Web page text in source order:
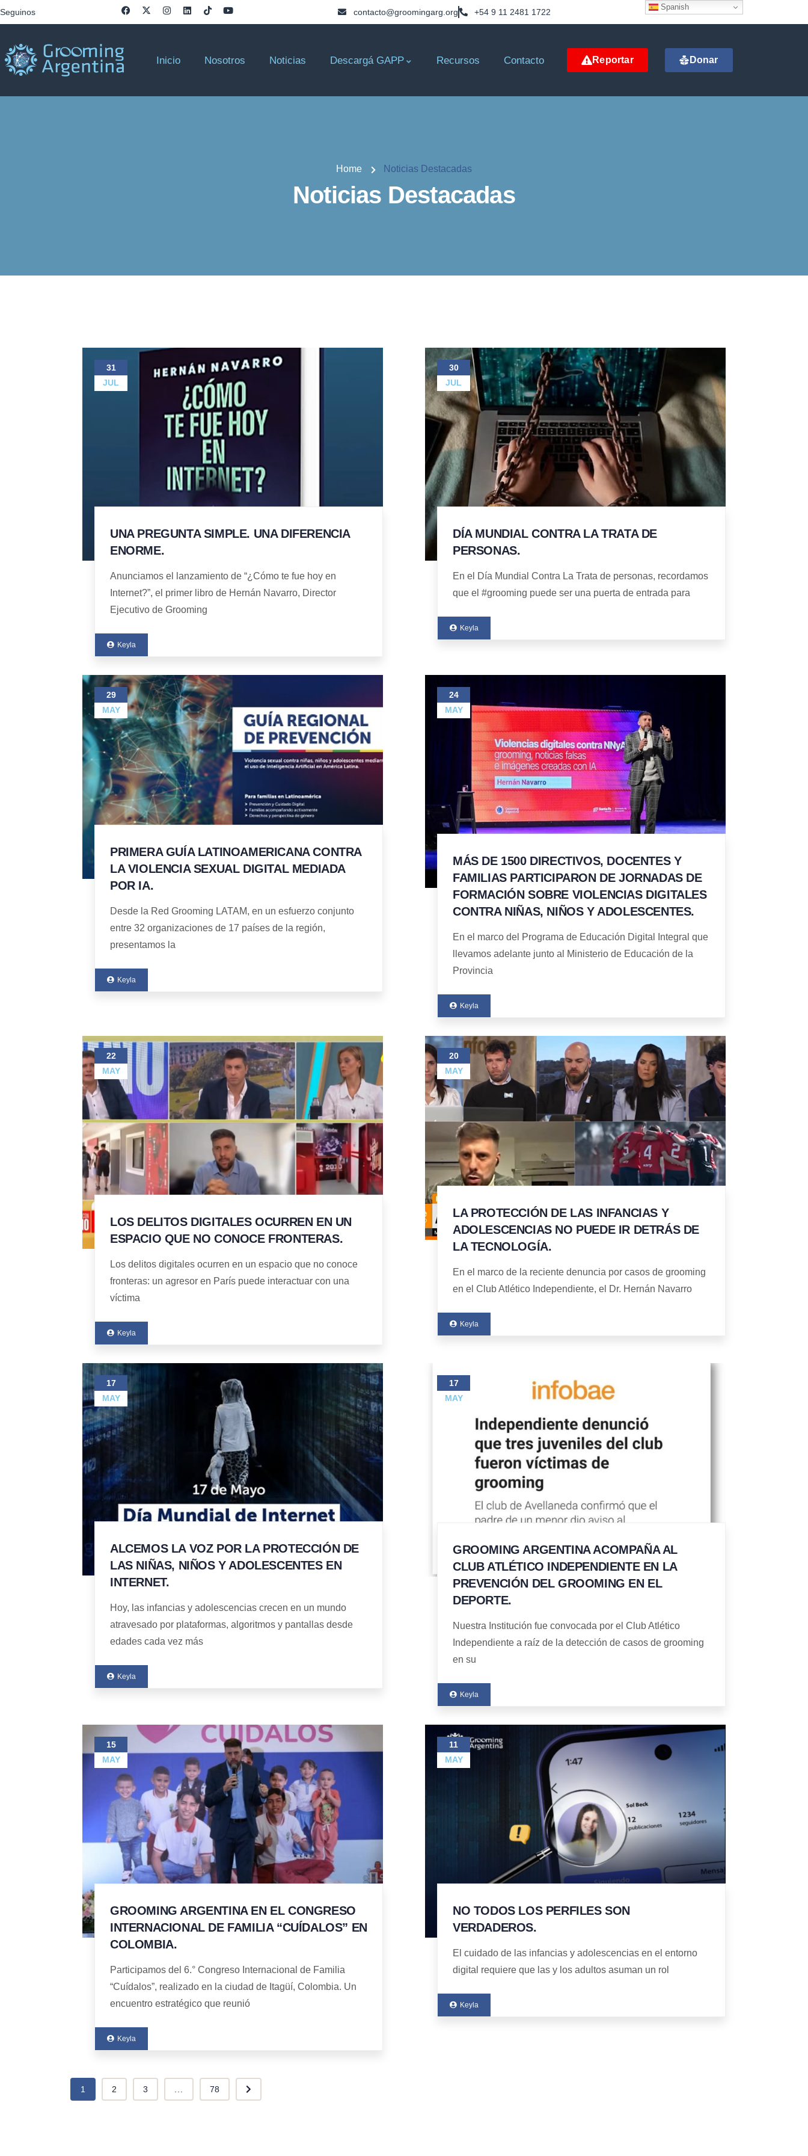
Seguinos contacto@groomingarg.org +54 9 11 2481 1722
Inicio Nosotros Noticias Descargá GAPP Recursos Contacto Reportar Donar
Home Noticias Destacadas
Noticias Destacadas
31
JUL
UNA PREGUNTA SIMPLE. UNA DIFERENCIA
ENORME.
Anunciamos el lanzamiento de “¿Cómo te fue hoy en
Internet?”, el primer libro de Hernán Navarro, Director
Ejecutivo de Grooming
Keyla
30
JUL
DÍA MUNDIAL CONTRA LA TRATA DE
PERSONAS.
En el Día Mundial Contra La Trata de personas, recordamos
que el #grooming puede ser una puerta de entrada para
Keyla
29
MAY
PRIMERA GUÍA LATINOAMERICANA CONTRA
LA VIOLENCIA SEXUAL DIGITAL MEDIADA
POR IA.
Desde la Red Grooming LATAM, en un esfuerzo conjunto
entre 32 organizaciones de 17 países de la región,
presentamos la
Keyla
24
MAY
MÁS DE 1500 DIRECTIVOS, DOCENTES Y
FAMILIAS PARTICIPARON DE JORNADAS DE
FORMACIÓN SOBRE VIOLENCIAS DIGITALES
CONTRA NIÑAS, NIÑOS Y ADOLESCENTES.
En el marco del Programa de Educación Digital Integral que
llevamos adelante junto al Ministerio de Educación de la
Provincia
Keyla
22
MAY
LOS DELITOS DIGITALES OCURREN EN UN
ESPACIO QUE NO CONOCE FRONTERAS.
Los delitos digitales ocurren en un espacio que no conoce
fronteras: un agresor en París puede interactuar con una
víctima
Keyla
20
MAY
LA PROTECCIÓN DE LAS INFANCIAS Y
ADOLESCENCIAS NO PUEDE IR DETRÁS DE
LA TECNOLOGÍA.
En el marco de la reciente denuncia por casos de grooming
en el Club Atlético Independiente, el Dr. Hernán Navarro
Keyla
17
MAY
ALCEMOS LA VOZ POR LA PROTECCIÓN DE
LAS NIÑAS, NIÑOS Y ADOLESCENTES EN
INTERNET.
Hoy, las infancias y adolescencias crecen en un mundo
atravesado por plataformas, algoritmos y pantallas desde
edades cada vez más
Keyla
17
MAY
GROOMING ARGENTINA ACOMPAÑA AL
CLUB ATLÉTICO INDEPENDIENTE EN LA
PREVENCIÓN DEL GROOMING EN EL
DEPORTE.
Nuestra Institución fue convocada por el Club Atlético
Independiente a raíz de la detección de casos de grooming
en su
Keyla
15
MAY
GROOMING ARGENTINA EN EL CONGRESO
INTERNACIONAL DE FAMILIA “CUÍDALOS” EN
COLOMBIA.
Participamos del 6.° Congreso Internacional de Familia
“Cuídalos”, realizado en la ciudad de Itagüí, Colombia. Un
encuentro estratégico que reunió
Keyla
11
MAY
NO TODOS LOS PERFILES SON
VERDADEROS.
El cuidado de las infancias y adolescencias en el entorno
digital requiere que las y los adultos asuman un rol
Keyla
1 2 3 78
Spanish